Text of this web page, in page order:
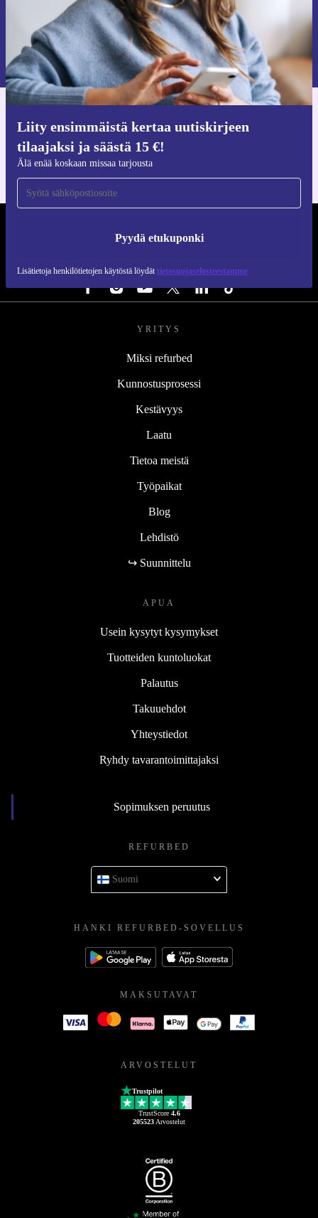
Liity ensimmäistä kertaa uutiskirjeen
tilaajaksi ja säästä 15 €!
Älä enää koskaan missaa tarjousta
Pyydä etukuponki
Lisätietoja henkilötietojen käytöstä löydät tietosuojaselosteestamme
Pyydä etukuponki
Lisätietoja henkilötietojen käytöstä löydättietosuojaselosteestamme.
iOS:lle ja Androidille
YRITYS
Miksi refurbed
Kunnostusprosessi
Kestävyys
Laatu
Tietoa meistä
Työpaikat
Blog
Lehdistö
↪ Suunnittelu
APUA
Usein kysytyt kysymykset
Tuotteiden kuntoluokat
Palautus
Takuuehdot
Yhteystiedot
Ryhdy tavarantoimittajaksi
Sopimuksen peruutus
REFURBED
Suomi
HANKI REFURBED-SOVELLUS
MAKSUTAVAT
ARVOSTELUT
Trustpilot
TrustScore 4.6
205523 Arvostelut